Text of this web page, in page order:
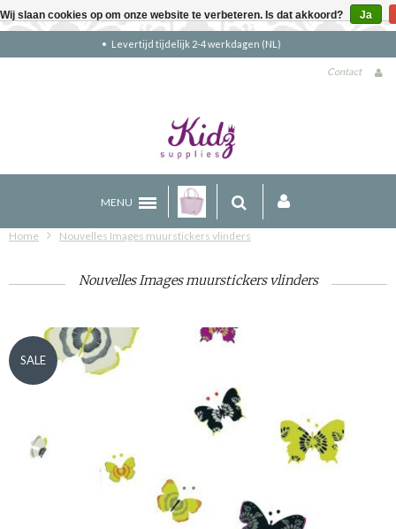
Gratis verzending boven €90 (NL)
Contact
MENU
Home Nouvelles Images muurstickers vlinders
Nouvelles Images muurstickers vlinders
SALE
Wij slaan cookies op om onze website te verbeteren. Is dat akkoord? Ja